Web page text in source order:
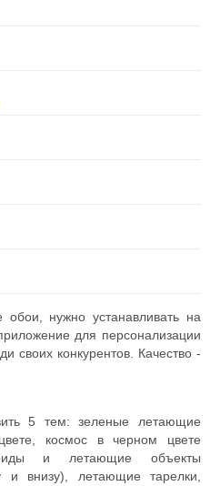
нужно устанавливать на
для персонализации
своих конкурентов. Качество -
5 тем: зеленые летающие
космос в черном цвете
и летающие объекты
и внизу), летающие тарелки,